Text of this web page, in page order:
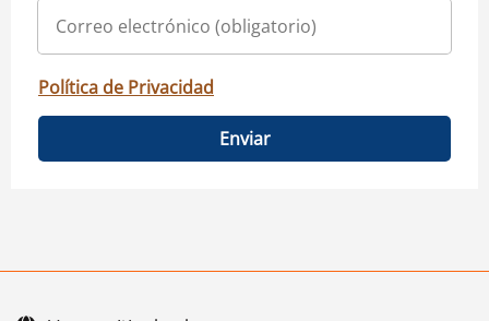
Política de Privacidad
Enviar